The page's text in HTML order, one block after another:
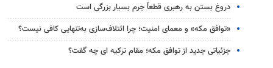
دروغ بستن به رهبری قطعاً جرم بسیار بزرگی است
«توافق مکه» و معمای امنیت؛ چرا ائتلاف‌سازی به‌تنهایی کافی نیست؟
جزئیاتی جدید از توافق مکه؛ مقام ترکیه ای چه گفت؟